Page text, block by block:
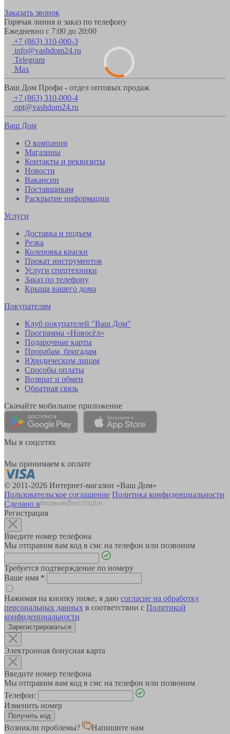
Заказать звонок
Горячая линия и заказ по телефону
Ежедневно с 7:00 до 20:00
+7 (863) 310-000-3
info@vashdom24.ru
Telegram
Max
Ваш Дом Профи - отдел оптовых продаж
+7 (863) 310-000-4
opt@vashdom24.ru
Ваш Дом
О компании
Магазины
Контакты и реквизиты
Новости
Вакансии
Поставщикам
Раскрытие информации
Услуги
Доставка и подъем
Резка
Колеровка краски
Прокат инструментов
Услуги спецтехники
Заказ по телефону
Крыша вашего дома
Покупателям
Клуб покупателей "Ваш Дом"
Программа «Новосёл»
Подарочные карты
Прорабам, бригадам
Юридическим лицам
Способы оплаты
Возврат и обмен
Обратная связь
Скачайте мобильное приложение
Мы в соцсетях
Мы принимаем к оплате
© 2011-2026 Интернет-магазин «Ваш Дом»
Пользовательское соглашение Политика конфиденциальности
Сделано в
Регистрация
Введите номер телефона
Мы отправим вам код в смс на телефон или позвоним
Требуется подтверждение по номеру
Ваше имя *
Нажимая на кнопку ниже, я даю согласие на обработку
персональных данных в соответствии с Политикой
конфиденциальности
Зарегистрироваться
Электронная бонусная карта
Введите номер телефона
Мы отправим вам код в смс на телефон или позвоним
Телефон:
Изменить номер
Возникли проблемы?
Напишите нам